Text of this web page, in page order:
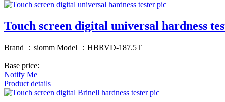
Touch screen digital universal hardness
Brand ：siomm Model ：HBRVD-187.5T
Base price:
Notify Me
Product details